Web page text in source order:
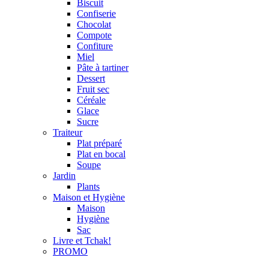
Biscuit
Confiserie
Chocolat
Compote
Confiture
Miel
Pâte à tartiner
Dessert
Fruit sec
Céréale
Glace
Sucre
Traiteur
Plat préparé
Plat en bocal
Soupe
Jardin
Plants
Maison et Hygiène
Maison
Hygiène
Sac
Livre et Tchak!
PROMO